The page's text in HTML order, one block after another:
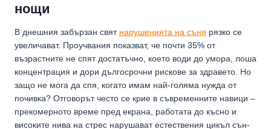
нощи
В днешния забързан свят нарушенията на съня рязко се
увеличават. Проучвания показват, че почти 35% от
възрастните не спят достатъчно, което води до умора, лоша
концентрация и дори дългосрочни рискове за здравето. Но
защо не мога да спя, когато имам най-голяма нужда от
почивка? Отговорът често се крие в съвременните навици –
прекомерното време пред екрана, работата до късно и
високите нива на стрес нарушават естествения цикъл сън-